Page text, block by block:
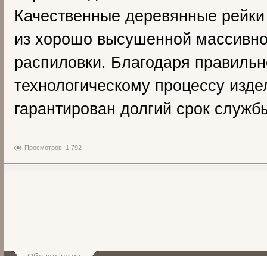
Качественные деревянные рейки
из хорошо высушенной
распиловки. Благодаря
технологическому процессу
гарантирован долгий срок
Просмотров: 1 792